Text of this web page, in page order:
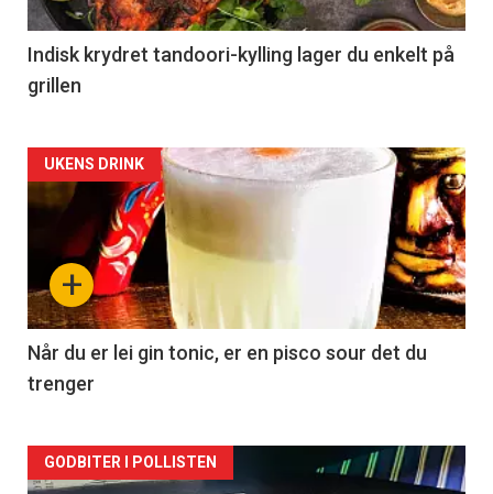
Indisk krydret tandoori-kylling lager du enkelt på
grillen
Forsiden
akkurat
nå
-
2
+
UKENS DRINK
Når du er lei gin tonic, er en pisco sour det du
trenger
Forsiden
GODBITER I POLLISTEN